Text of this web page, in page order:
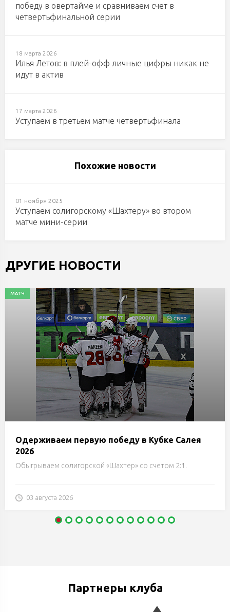
победу в овертайме и сравниваем счет в
четвертьфинальной серии
18 марта 2026
Илья Летов: в плей-офф личные цифры никак не
идут в актив
17 марта 2026
Уступаем в третьем матче четвертьфинала
Похожие новости
01 ноября 2025
Уступаем солигорскому «Шахтеру» во втором
матче мини-серии
ДРУГИЕ НОВОСТИ
МАТЧ
Одерживаем первую победу в Кубке Салея
2026
Обыгрываем солигорской «Шахтер» со счетом 2:1.
03 августа 2026
Партнеры клуба